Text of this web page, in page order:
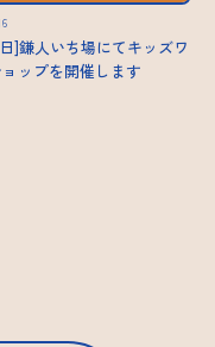
]鎌人いち場にてキッズワ
ップを開催します